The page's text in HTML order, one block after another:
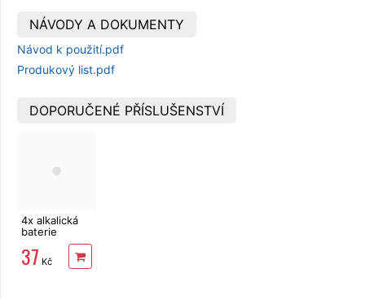
NÁVODY A DOKUMENTY
Návod k použití.pdf
Produkový list.pdf
DOPORUČENÉ PŘÍSLUŠENSTVÍ
4x alkalická
baterie
Panasonic
BRONZE LR6,
AA
37 Kč